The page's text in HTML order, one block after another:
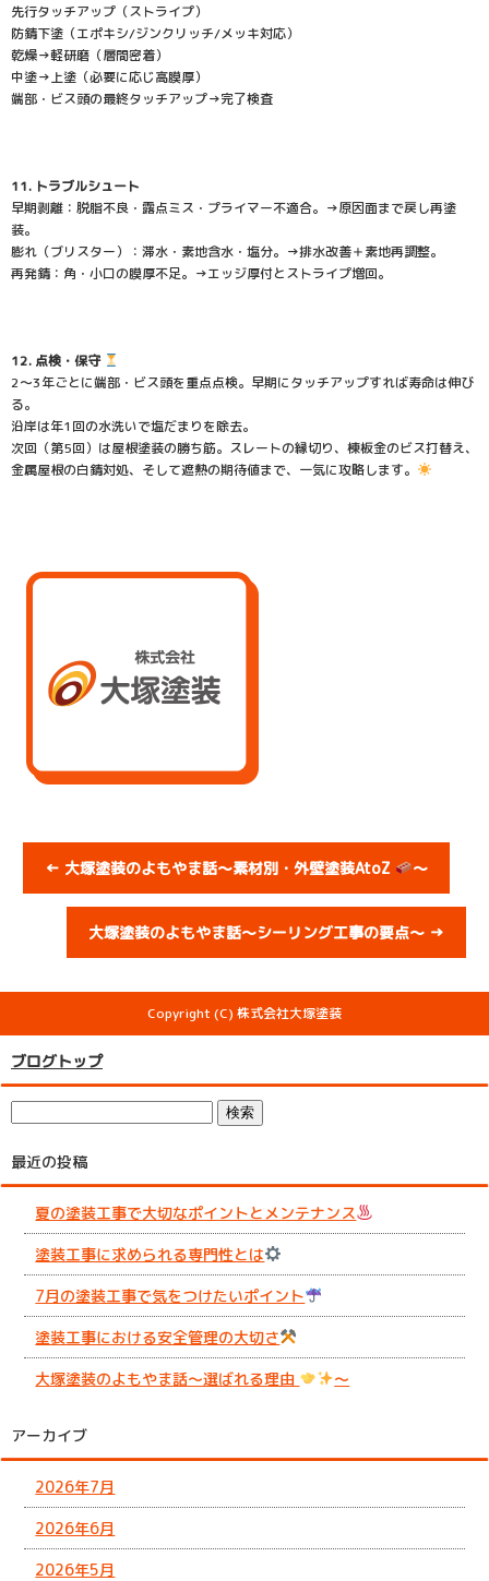
先行タッチアップ（ストライプ）
防錆下塗（エポキシ/ジンクリッチ/メッキ対応）
乾燥→軽研磨（層間密着）
中塗→上塗（必要に応じ高膜厚）
端部・ビス頭の最終タッチアップ→完了検査
11. トラブルシュート ‍
早期剥離：脱脂不良・露点ミス・プライマー不適合。→原因面まで戻し再塗
装。
膨れ（ブリスター）：滞水・素地含水・塩分。→排水改善＋素地再調整。
再発錆：角・小口の膜厚不足。→エッジ厚付とストライプ増回。
12. 点検・保守
2〜3年ごとに端部・ビス頭を重点点検。早期にタッチアップすれば寿命は伸び
る。
沿岸は年1回の水洗いで塩だまりを除去。
次回（第5回）は屋根塗装の勝ち筋。スレートの縁切り、棟板金のビス打替え、
金属屋根の白錆対処、そして遮熱の期待値まで、一気に攻略します。
← 大塚塗装のよもやま話～素材別・外壁塗装AtoZ ～
大塚塗装のよもやま話～シーリング工事の要点～ →
Copyright (C) 株式会社大塚塗装
ブログトップ
最近の投稿
夏の塗装工事で大切なポイントとメンテナンス
塗装工事に求められる専門性とは
7月の塗装工事で気をつけたいポイント
塗装工事における安全管理の大切さ
大塚塗装のよもやま話～選ばれる理由
～
アーカイブ
2026年7月
2026年6月
2026年5月